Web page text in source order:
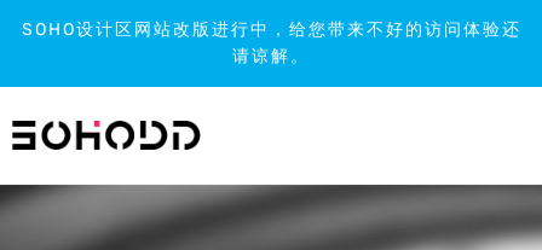
SOHO设计区网站改版进行中，给您带来不好的访问体验还
请谅解。
到
容